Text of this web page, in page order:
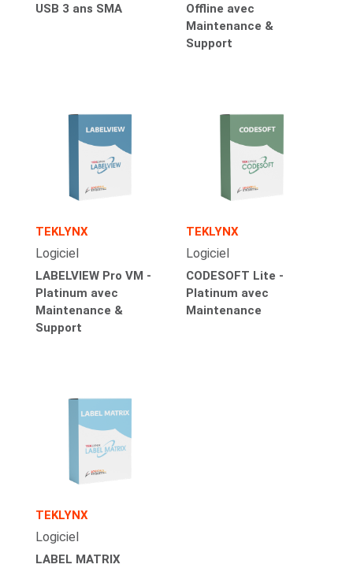
USB 3 ans SMA
Offline avec
Maintenance &
Support
TEKLYNX
Logiciel
LABELVIEW Pro VM -
Platinum avec
Maintenance &
Support
TEKLYNX
Logiciel
CODESOFT Lite -
Platinum avec
Maintenance
TEKLYNX
Logiciel
LABEL MATRIX